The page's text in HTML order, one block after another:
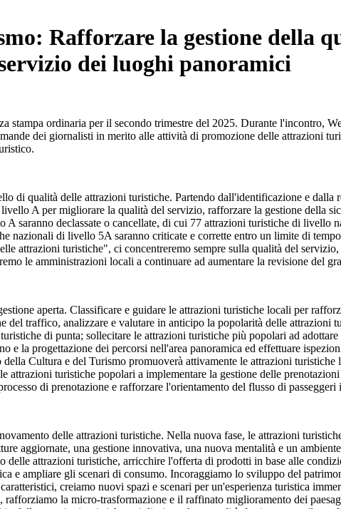
Rafforzare la gestione della
dei luoghi panoramici
stampa ordinaria per il secondo trimestre del 2025. Durante l'incontro,
dei giornalisti in merito alle attività di promozione delle attrazioni
di qualità delle attrazioni turistiche. Partendo dall'identificazione e
A per migliorare la qualità del servizio, rafforzare la gestione della
saranno declassate o cancellate, di cui 77 attrazioni turistiche di livello
nazionali di livello 5A saranno criticate e corrette entro un limite di
attrazioni turistiche", ci concentreremo sempre sulla qualità del
le amministrazioni locali a continuare ad aumentare la revisione del
aperta. Classificare e guidare le attrazioni turistiche locali per
traffico, analizzare e valutare in anticipo la popolarità delle attrazioni
di punta; sollecitare le attrazioni turistiche più popolari ad
la progettazione dei percorsi nell'area panoramica ed effettuare
Cultura e del Turismo promuoverà attivamente le attrazioni turistiche
attrazioni turistiche popolari a implementare la gestione delle
di prenotazione e rafforzare l'orientamento del flusso di
delle attrazioni turistiche. Nella nuova fase, le attrazioni
aggiornate, una gestione innovativa, una nuova mentalità e un
delle attrazioni turistiche, arricchire l'offerta di prodotti in base alle
e ampliare gli scenari di consumo. Incoraggiamo lo sviluppo del
creiamo nuovi spazi e scenari per un'esperienza turistica
la micro-trasformazione e il raffinato miglioramento dei